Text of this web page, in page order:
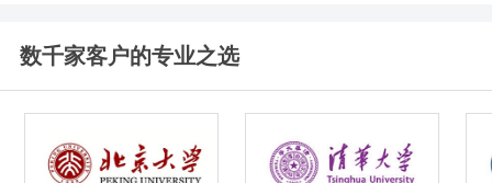
数千家客户的专业之选